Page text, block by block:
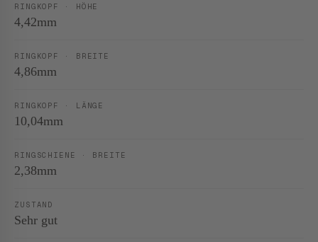
RINGKOPF · HÖHE
4,42mm
RINGKOPF · BREITE
4,86mm
RINGKOPF · LÄNGE
10,04mm
RINGSCHIENE · BREITE
2,38mm
ZUSTAND
Sehr gut